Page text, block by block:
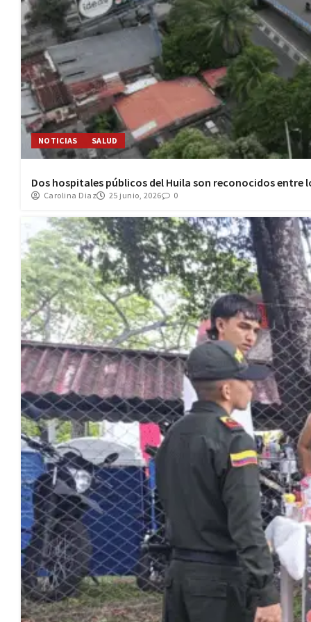
NOTICIAS SALUD
Dos hospitales públicos del Huila son reconocidos entre
Carolina Diaz 25 junio, 2026 0